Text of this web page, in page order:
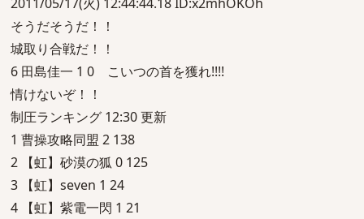
そうだそうだ！！
城取り合戦だ！！
6 田島佳一 1 0 こいつの首を獲れ!!!!
情けないぞ！！
制圧ランキング 12:30 更新
1 曹操攻略同盟 2 138
2 【虹】砂漠の狐 0 125
3 【虹】seven 1 24
4 【虹】紫電一閃 1 21